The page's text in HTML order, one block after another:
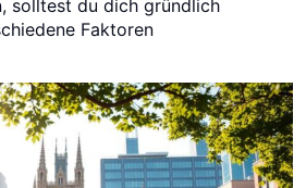
solltest du dich gründlich
Faktoren